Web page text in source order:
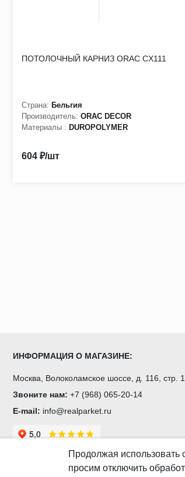
ПОТОЛОЧНЫЙ КАРНИЗ ORAC CX111
Страна: Бельгия
Производитель: ORAC DECOR
Материалы : DUROPOLYMER
604 ₽/шт
ИНФОРМАЦИЯ О МАГАЗИНЕ:
Москва, Волоколамское шоссе, д. 116, стр. 1
Звоните нам: +7 (968) 065-20-14
E-mail: info@realparket.ru
Продолжая использовать
просим отключить